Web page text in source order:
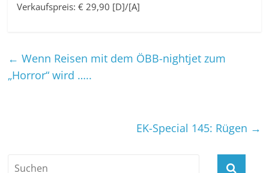
Verkaufspreis: € 29,90 [D]/[A]
← Wenn Reisen mit dem ÖBB-nightjet zum
„Horror“ wird …..
EK-Special 145: Rügen →